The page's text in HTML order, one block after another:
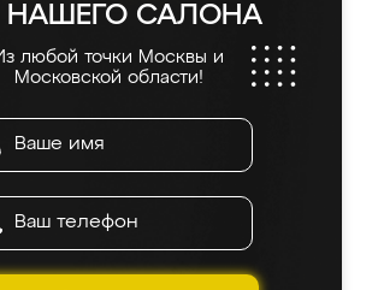
САЛОНА
любой точки Москвы и
Московской области!